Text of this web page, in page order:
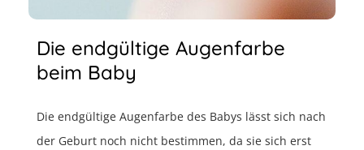
Die endgültige Augenfarbe
beim Baby
Die endgültige Augenfarbe des Babys lässt sich nach
der Geburt noch nicht bestimmen, da sie sich erst